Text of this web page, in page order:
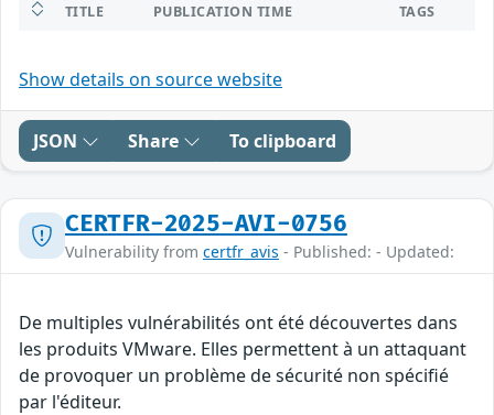
TITLE PUBLICATION TIME TAGS
Show details on source website
JSON Share To clipboard
CERTFR-2025-AVI-0756
Vulnerability from certfr_avis - Published: - Updated:
De multiples vulnérabilités ont été découvertes dans
les produits VMware. Elles permettent à un attaquant
de provoquer un problème de sécurité non spécifié
par l'éditeur.